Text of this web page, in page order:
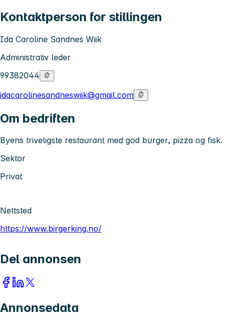
Kontaktperson for stillingen
Ida Caroline Sandnes Wiik
Administrativ leder
99382044
idacarolinesandneswiik@gmail.com
Om bedriften
Byens triveligste restaurant med god burger, pizza og fisk.
Sektor
Privat
Nettsted
https://www.birgerking.no/
Del annonsen
Annonsedata